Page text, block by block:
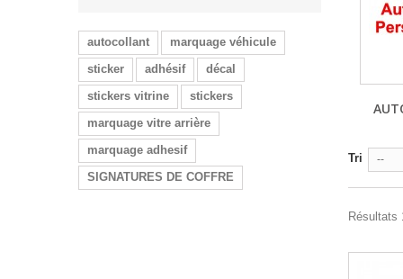
autocollant
marquage véhicule
sticker
adhésif
décal
stickers vitrine
stickers
marquage vitre arrière
marquage adhesif
SIGNATURES DE COFFRE
Tri --
Résultats